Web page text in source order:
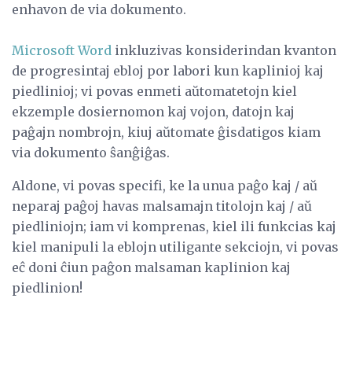
enhavon de via dokumento.
Microsoft Word inkluzivas konsiderindan kvanton
de progresintaj ebloj por labori kun kaplinioj kaj
piedlinioj; vi povas enmeti aŭtomatetojn kiel
ekzemple dosiernomon kaj vojon, datojn kaj
paĝajn nombrojn, kiuj aŭtomate ĝisdatigos kiam
via dokumento ŝanĝiĝas.
Aldone, vi povas specifi, ke la unua paĝo kaj / aŭ
neparaj paĝoj havas malsamajn titolojn kaj / aŭ
piedliniojn; iam vi komprenas, kiel ili funkcias kaj
kiel manipuli la eblojn utiligante sekciojn, vi povas
eĉ doni ĉiun paĝon malsaman kaplinion kaj
piedlinion!